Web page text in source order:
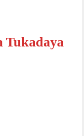
Tukadaya